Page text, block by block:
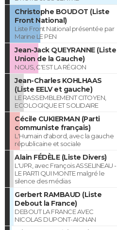
Christophe BOUDOT (Liste
Front National)
Liste Front National présentée par
Marine LE PEN
Jean-Jack QUEYRANNE (Liste
Union de la Gauche)
NOUS, C'EST LA RÉGION
Jean-Charles KOHLHAAS
(Liste EELV et gauche)
LE RASSEMBLEMENT CITOYEN,
ECOLOGIQUE ET SOLIDAIRE
Cécile CUKIERMAN (Parti
communiste français)
L'Humain d'abord, avec la gauche
républicaine et sociale
Alain FÉDÈLE (Liste Divers)
L'UPR, avec François ASSELINEAU -
LE PARTI QUI MONTE malgré le
silence des médias
Gerbert RAMBAUD (Liste
Debout la France)
DEBOUT LA FRANCE AVEC
NICOLAS DUPONT-AIGNAN